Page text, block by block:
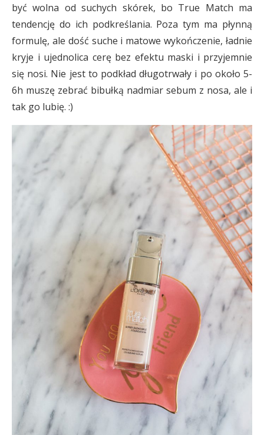
być wolna od suchych skórek, bo True Match ma
tendencję do ich podkreślania. Poza tym ma płynną
formulę, ale dość suche i matowe wykończenie, ładnie
kryje i ujednolica cerę bez efektu maski i przyjemnie
się nosi. Nie jest to podkład długotrwały i po około 5-
6h muszę zebrać bibułką nadmiar sebum z nosa, ale i
tak go lubię. :)